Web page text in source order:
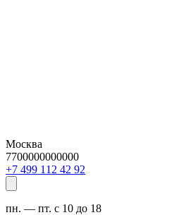
Москва
7700000000000
29 24 211 994 7+
пн. — пт. с 10 до 18